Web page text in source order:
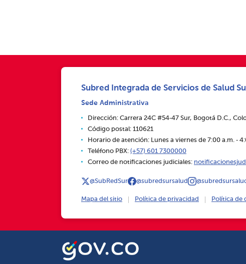
Subred Integrada de Servicios de Salud
Sede Administrativa
Dirección: Carrera 24C #54‑47 Sur, Bogotá D.C.,
Código postal: 110621
Horario de atención: Lunes a viernes de 7:00 a.m. ‑
Teléfono PBX: (+57) 601 7300000
Correo de notificaciones judiciales:
@SubRedSur @subredsursalud
Mapa del sitio Política de privacidad Política de